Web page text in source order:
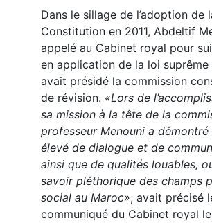
Dans le sillage de l’adoption de
Constitution en 2011, Abdeltif
appelé au Cabinet royal pour
en application de la loi
avait présidé la commission
de révision. «Lors de
sa mission à la tête de la
professeur Menouni a démontré
élevé de dialogue et de
ainsi que de qualités louables,
savoir pléthorique des champs
social au Maroc», avait précisé
communiqué du Cabinet royal